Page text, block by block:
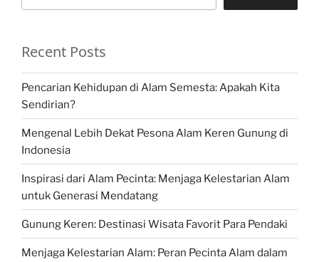
Recent Posts
Pencarian Kehidupan di Alam Semesta: Apakah Kita
Sendirian?
Mengenal Lebih Dekat Pesona Alam Keren Gunung di
Indonesia
Inspirasi dari Alam Pecinta: Menjaga Kelestarian Alam
untuk Generasi Mendatang
Gunung Keren: Destinasi Wisata Favorit Para Pendaki
Menjaga Kelestarian Alam: Peran Pecinta Alam dalam